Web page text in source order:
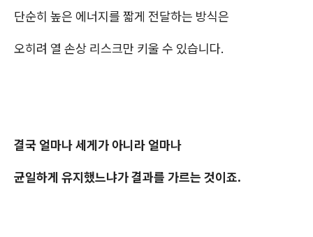
단순히 높은 에너지를 짧게 전달하는 방식은
오히려 열 손상 리스크만 키울 수 있습니다.
결국 얼마나 세게가 아니라 얼마나
균일하게 유지했느냐가 결과를 가르는 것이죠.